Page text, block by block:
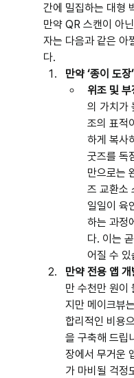
간에 밀집하는 대형
만약 QR 스캔이 아
자는 다음과 같은 아
다.
만약 ‘종이 도
위조 및
의 가치가
조의 표적
하게 복사
굿즈를 독
만으로는
즈 교환소
일일이 육
하는 과정
다. 이는
어질 수 있
만약 전용 앱
만 수천만 원이
지만 메이크뷰
합리적인 비용
을 구축해 드립
장에서 무거운
가 마비될 걱정